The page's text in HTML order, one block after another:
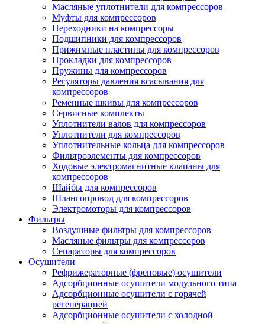
Масляные уплотнители для компрессоров
Муфты для компрессоров
Переходники на компрессоры
Подшипники для компрессоров
Прижимные пластины для компрессоров
Прокладки для компрессоров
Пружины для компрессоров
Регуляторы давления всасывания для
компрессоров
Ременные шкивы для компрессоров
Сервисные комплекты
Уплотнители валов для компрессоров
Уплотнители для компрессоров
Уплотнительные кольца для компрессоров
Фильтроэлементы для компрессоров
Ходовые электромагнитные клапаны для
компрессоров
Шайбы для компрессоров
Шлангопровод для компрессоров
Электромоторы для компрессоров
Фильтры
Воздушные фильтры для компрессоров
Масляные фильтры для компрессоров
Сепараторы для компрессоров
Осушители
Рефрижераторные (френовые) осушители
Адсорбционные осушители модульного типа
Адсорбционные осушители с горячей
регенерацией
Адсорбционные осушители с холодной